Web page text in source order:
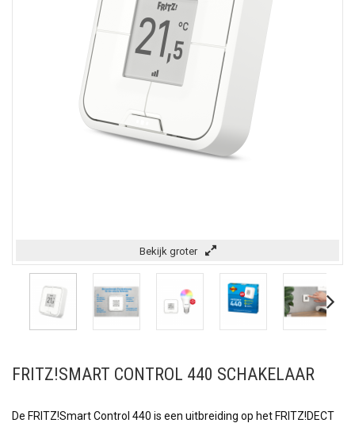
Bekijk groter
FRITZ!SMART CONTROL 440 SCHAKELAAR
De FRITZ!Smart Control 440 is een uitbreiding op het FRITZ!DECT